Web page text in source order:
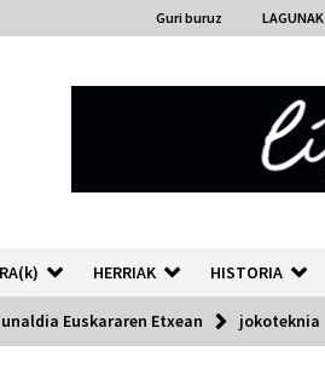
Guri buruz LAGUNAK
HERRIAK HISTORIA
Euskararen Etxean jokoteknia